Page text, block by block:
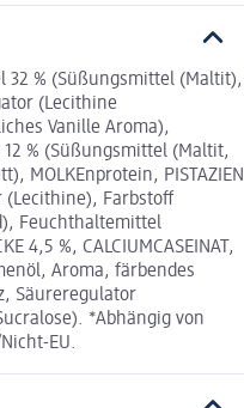
32 % (Süßungsmittel (Maltit),
(Lecithine
Vanille Aroma),
12 % (Süßungsmittel (Maltit,
MOLKEnprotein, PISTAZIEN
(Lecithine), Farbstoff
Feuchthaltemittel
4,5 %, CALCIUMCASEINAT,
Aroma, färbendes
Säureregulator
*Abhängig von
EU.